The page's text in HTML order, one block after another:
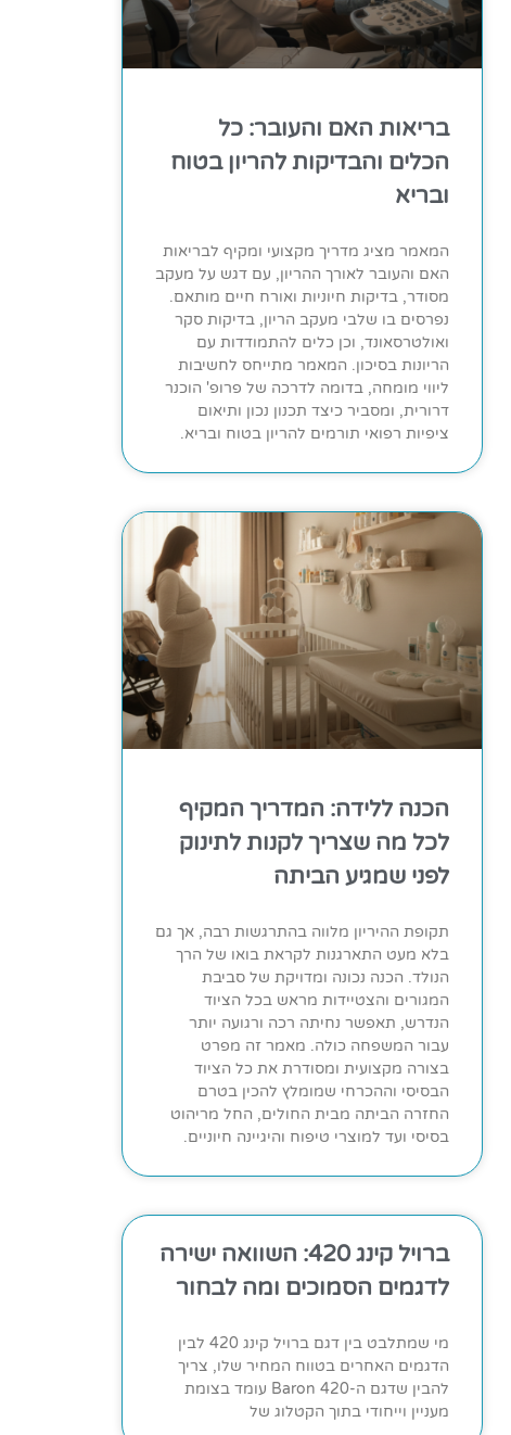
בריאות האם והעובר: כל
הכלים והבדיקות להריון בטוח
ובריא
המאמר מציג מדריך מקצועי ומקיף לבריאות
האם והעובר לאורך ההריון, עם דגש על מעקב
מסודר, בדיקות חיוניות ואורח חיים מותאם.
נפרסים בו שלבי מעקב הריון, בדיקות סקר
ואולטרסאונד, וכן כלים להתמודדות עם
הריונות בסיכון. המאמר מתייחס לחשיבות
ליווי מומחה, בדומה לדרכה של פרופ' הוכנר
דרורית, ומסביר כיצד תכנון נכון ותיאום
ציפיות רפואי תורמים להריון בטוח ובריא.
הכנה ללידה: המדריך המקיף
לכל מה שצריך לקנות לתינוק
לפני שמגיע הביתה
תקופת ההיריון מלווה בהתרגשות רבה, אך גם
בלא מעט התארגנות לקראת בואו של הרך
הנולד. הכנה נכונה ומדויקת של סביבת
המגורים והצטיידות מראש בכל הציוד
הנדרש, תאפשר נחיתה רכה ורגועה יותר
עבור המשפחה כולה. מאמר זה מפרט
בצורה מקצועית ומסודרת את כל הציוד
הבסיסי וההכרחי שמומלץ להכין בטרם
החזרה הביתה מבית החולים, החל מריהוט
בסיסי ועד למוצרי טיפוח והיגיינה חיוניים.
ברויל קינג 420: השוואה ישירה
לדגמים הסמוכים ומה לבחור
מי שמתלבט בין דגם ברויל קינג 420 לבין
הדגמים האחרים בטווח המחיר שלו, צריך
להבין שדגם ה-Baron 420 עומד בצומת
מעניין וייחודי בתוך הקטלוג של